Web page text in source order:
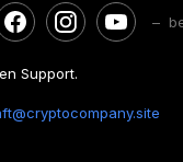
–
Support.